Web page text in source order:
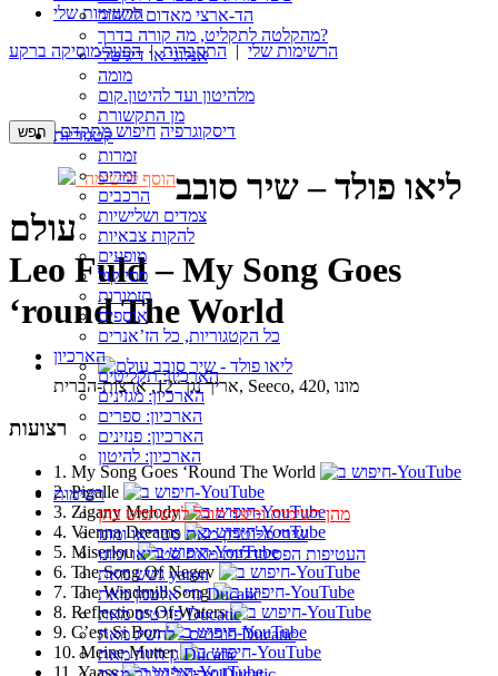
הד-ארצי מאדום לשחור
מהקלטה לתקליט, מה קורה בדרך?
אנלוגי או דיגיטלי
מומה
מלהיטון ועד להיטון.קום
מן התקשורת
קטגוריות
זמרות
זמרים
הרכבים
צמדים ושלישיות
להקות צבאיות
מופעים
פסי קול
תזמורות
אוספים
כל הקטגוריות, כל הז’אנרים
הארכיון
הארכיון: תקליטים
הארכיון: מגזינים
הארכיון: ספרים
הארכיון: פנזינים
הארכיון: להיטון
רשימות
מהן רשימות וכיצד תוכל להשתמש בהן
שירי מלוטרון מאת סטריאו ומונו
העטיפות הפסיכדליות מאת סטריאו ומונו
גשש מאת yaron
גדי אלטמן מאת Ducatic
פורטיס מאת Ducatic
פורטיס - להשיג מאת Ducatic
גן חיות מאת Ducatic
הרשימות שלי
הרשימות שלי |התחברות|הפעל מוסיקה ברקע
דיסקוגרפיה חיפוש מתקדם
הוסף לרשימהליאו פולד – שיר סובב
עולם
Leo Fuld – My Song Goes
‘round The World
אריך נגן “12, ארצות-הברית, Seeco, 420, מונו
רצועות
1. My Song Goes ‘Round The World
2. Pigalle
3. Zigany Melody
4. Vienna Dreams
5. Miserlou
6. The Song Of Negev
7. The Windmill Song
8. Reflections Of Waters
9. C’est Si Bon
10. Meine Mutter